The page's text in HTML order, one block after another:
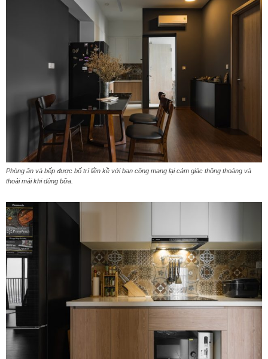
Phòng ăn và bếp được bố trí liền kề với ban công mang lại cảm giác thông thoáng và
thoải mái khi dùng bữa.